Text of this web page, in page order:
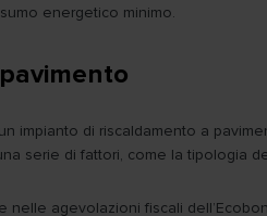
energetico minimo.
impianto di riscaldamento a
serie di fattori, come la tipologia
agevolazioni fiscali